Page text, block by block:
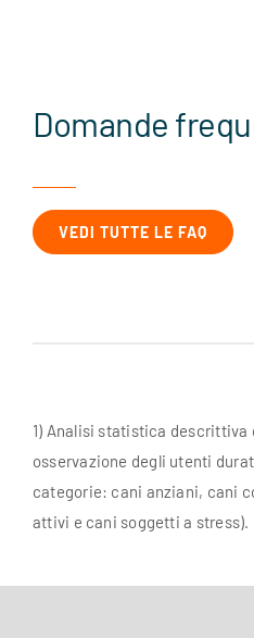
Domande
VEDI TUTTE LE FAQ
1) Analisi statistica descrittiva
osservazione degli utenti
categorie: cani anziani, cani
attivi e cani soggetti a stress).